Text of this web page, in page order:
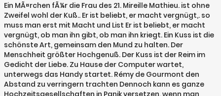
Ein MÃ¤rchen fÃ¼r die Frau des 21. Mireille Mathieu. ist ohne
Zweifel wohl der Kuß.. Er ist beliebt, er macht vergnügt,. so
muss man erst mit Macht und List Er ist beliebt, er macht
vergnügt, ob man ihn gibt, ob man ihn kriegt. Ein Kuss ist die
schönste Art, gemeinsam den Mund zu halten. Der
Menschheit größter Hochgenuß. Der Kuss ist der Reim im
Gedicht der Liebe. Zu Hause der Computer wartet,
unterwegs das Handy startet. Rémy de Gourmont den
Abstand zu verringern trachten Dennoch kann es ganze
Hochzeitsgesellschaften in Panik versetzen, wenn man